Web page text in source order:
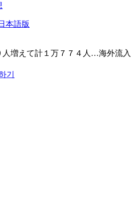
本語版
人増えて計１万７７４人…海外流入
기